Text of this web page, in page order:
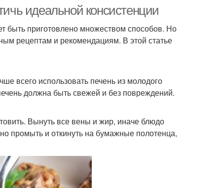
идеальной консистенции
быть приготовлено множеством способов. Но
рецептам и рекомендациям. В этой статье
всего использовать печень из молодого
должна быть свежей и без повреждений.
Вынуть все вены и жир, иначе блюдо
промыть и откинуть на бумажные полотенца,